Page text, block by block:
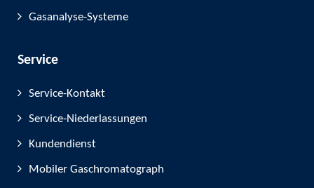
Gasanalyse-Systeme
Service
Service-Kontakt
Service-Niederlassungen
Kundendienst
Mobiler Gaschromatograph